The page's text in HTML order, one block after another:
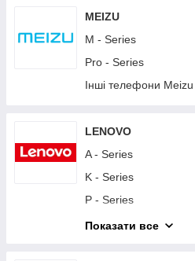
Y - Series
Інші телефони Huawei
Планшети Huawei
MEIZU
M - Series
Pro - Series
Інші телефони Meizu
LENOVO
A - Series
K - Series
P - Series
S - Series
Показати все